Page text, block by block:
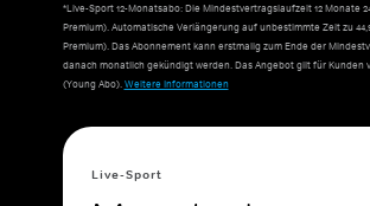
*Live-Sport 12-Monatsabo: Die Mindestvertragslaufzeit 12 Monate
Premium). Automatische Verlängerung auf unbestimmte Zeit zu
Premium). Das Abonnement kann erstmalig zum Ende der
danach monatlich gekündigt werden. Das Angebot gilt für Kunden
(Young Abo).Weitere Informationen
Live-Sport